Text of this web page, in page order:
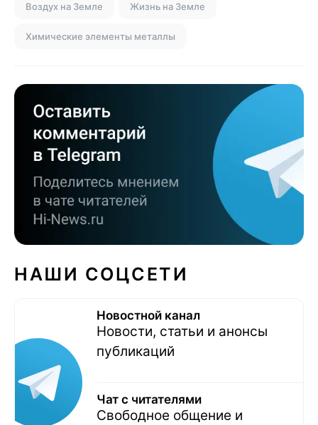
Воздух на Земле Жизнь на Земле
Химические элементы металлы
НАШИ СОЦСЕТИ
Новостной канал
Новости, статьи и анонсы
публикаций
Чат с читателями
Свободное общение и